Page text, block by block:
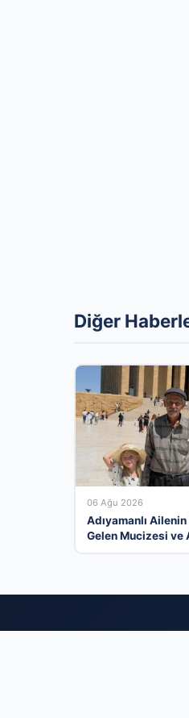
Diğer
06 Ağu 2026
Adıyamanlı
Gelen Mucizesi ve